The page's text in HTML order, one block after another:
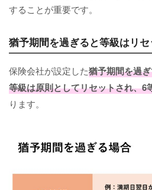
することが重要です。
猶予期間を過ぎると等級はリ
保険会社が設定した猶予期間を過
等級は原則としてリセットされ、6
ります。